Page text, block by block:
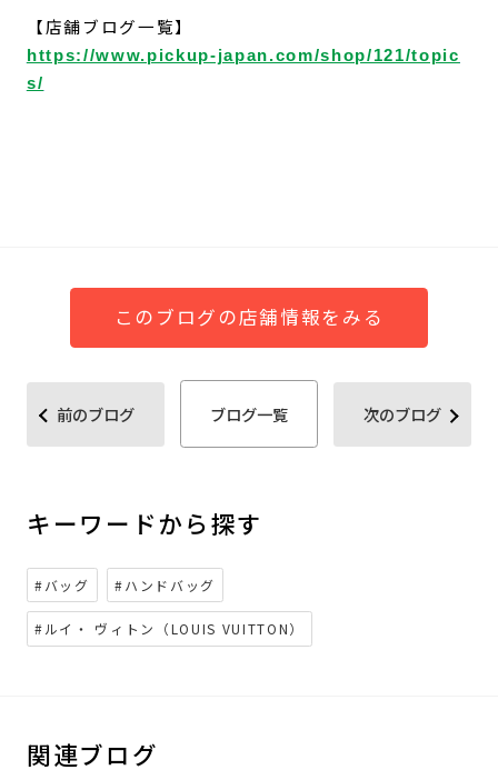
【店舗ブログ一覧】
https://www.pickup-japan.com/shop/121/topic
s/
このブログの店舗情報をみる
前のブログ ブログ一覧 次のブログ
キーワードから探す
#バッグ #ハンドバッグ
#ルイ・ ヴィトン（LOUIS VUITTON）
関連ブログ